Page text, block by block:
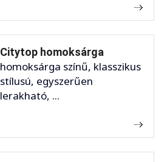
Citytop homoksárga
homoksárga színű, klasszikus
stílusú, egyszerűen
lerakható, ...